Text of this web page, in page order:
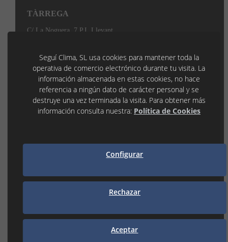
TÀRREGA
C/ La Noguera, 7 P.I. Llevant
tarrega@seguiclima.com
De 07:30H a 19:00H
LLEIDA
P.I. Les Canals 1
25190 LLEIDA (Lleida)
973 21 35 55
MANRESA
Av. De la Independència, 32
43850 CAMBRILS (Tarragona)
Seguí Clima, SL usa cookies para mantener toda la
operativa de comercio electrónico durante tu visita. La
información almacenada en estas cookies, no hace
referencia a ningún dato de carácter personal y se
destruye una vez terminada la visita. Para obtener más
información consulta nuestra: Política de Cookies
Configurar
Rechazar
Aceptar